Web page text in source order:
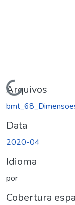
Carregando...
Arquivos
Data
2020-04
Idioma
por
Cobertura